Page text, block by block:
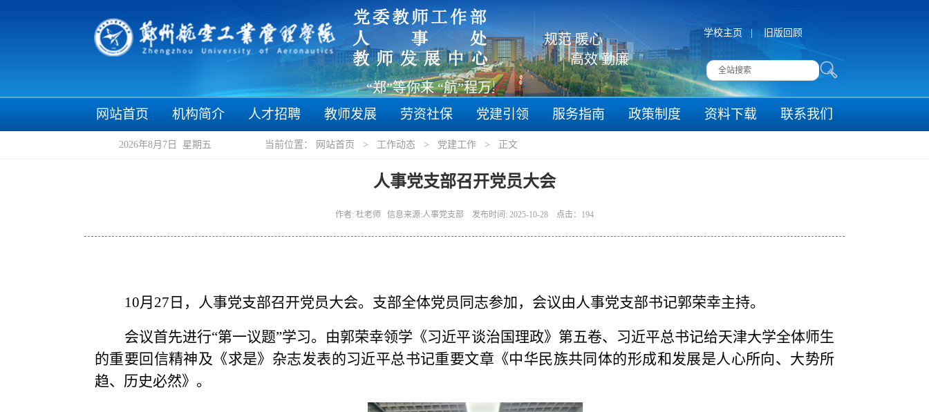
规范 暖心
高效 勤廉
学校主页 | 旧版回顾
“郑”等你来 “航”程万里
网站首页 机构简介 人才招聘 教师发展 劳资社保 党建引领 服务指南 政策制度 资料下载 联系我们
2026年8月7日 星期五 当前位置： 网站首页 > 工作动态 > 党建工作 > 正文
人事党支部召开党员大会
作者: 杜老师 信息来源:人事党支部 发布时间: 2025-10-28 点击： 194
10月27日， 人事党支部召开党员大会。支部全体党员同志参加，会议由人事党支部书记郭荣幸主持。
会议首先进行“第一议题”学习。由郭荣幸领学《习近平谈治国理政》第五卷、习近平总书记给天津大学全体师生
的重要回信精神及 《求是》杂志发表的习近平总书记重要文章 《中华民族共同体的形成和发展是人心所向、大势所
趋、历史必然》 。